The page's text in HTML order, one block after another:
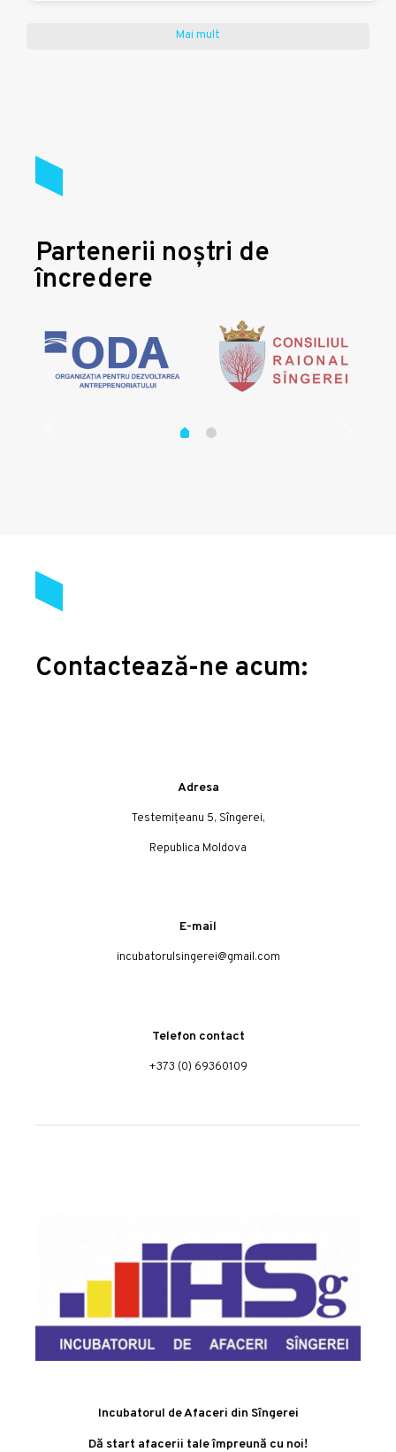
Mai mult
Partenerii noștri de
încredere
Contactează-ne acum:
Adresa
Testemițeanu 5, Sîngerei,
Republica Moldova
E-mail
incubatorulsingerei@gmail.com
Telefon contact
+373 (0) 69360109
Incubatorul de Afaceri din Sîngerei
Dă start afacerii tale împreună cu noi!